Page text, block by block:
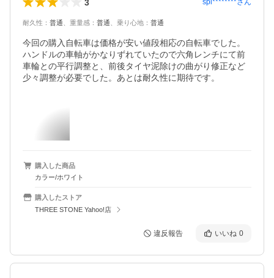
3 spi********さん
耐久性 ： 普通 重量感 ： 普通 乗り心地 ： 普通
今回の購入自転車は価格が安い値段相応の自転車でした。
ハンドルの車軸がかなりずれていたので六角レンチにて前
車輪との平行調整と、前後タイヤ泥除けの曲がり修正など
少々調整が必要でした。あとは耐久性に期待です。
購入した商品
カラー/ホワイト
購入したストア
THREE STONE Yahoo!店
違反報告 いいね 0